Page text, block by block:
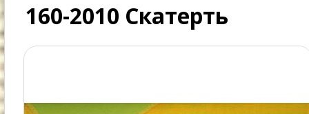
160-2010 Скатерть